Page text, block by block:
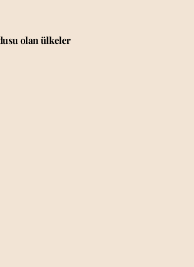
olan ülkeler